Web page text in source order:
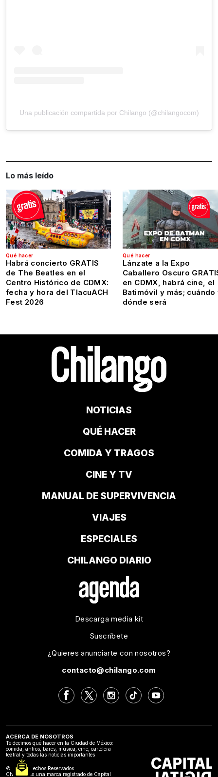
Una publicación compartida por Chilango (@chilangocom)
Lo más leído
Qué hacer
Habrá concierto GRATIS
de The Beatles en el
Centro Histórico de CDMX:
fecha y hora del TlacuACH
Fest 2026
Qué hacer
Lánzate a la Expo
Caballero Oscuro
en CDMX, habrá cine, el
Batimóvil y más; cuándo
dónde será
NOTICIAS
QUÉ HACER
COMIDA Y TRAGOS
CINE Y TV
MANUAL DE SUPERVIVENCIA
VIAJES
ESPECIALES
CHILANGO DIARIO
Descarga media kit
Suscríbete
¿Quieres anunciarte con nosotros?
contacto@chilango.com
ACERCA DE NOSOTROS
Te decimos qué hacer en la Ciudad de México:
comida, antros, bares, música, cine, cartelera
teatral y todas las noticias importantes
©2024 Derechos Reservados
Chilango es una marca registrado de Capital